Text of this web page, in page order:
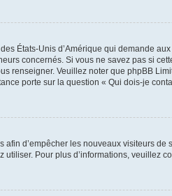
États-Unis d’Amérique qui demande
concernés. Si vous ne savez pas si
renseigner. Veuillez noter que phpBB
porte sur la question « Qui dois-je
d’empêcher les nouveaux visiteurs
Pour plus d’informations, veuillez